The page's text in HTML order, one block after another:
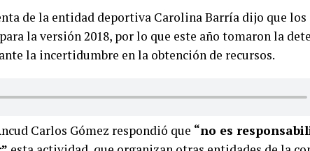
de la entidad deportiva Carolina Barría dijo que los
la versión 2018, por lo que este año tomaron la
la incertidumbre en la obtención de recursos.
Carlos Gómez respondió que “no es